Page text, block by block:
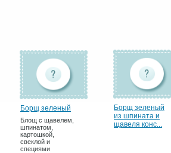
Борщ зеленый
Блощ с щавелем,
шпинатом,
картошкой,
свеклой и
специями
Борщ зеленый
из шпината и
щавеля конс...